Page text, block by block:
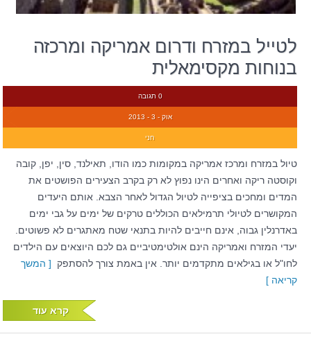
לטייל במזרח ודרום אמריקה ומרכזה
בנוחות מקסימאלית
0 תגובה
אוק - 3 - 2013
חני
טיול במזרח ומרכז אמריקה במקומות כמו הודו, תאילנד, סין, יפן, קובה
וקוסטה ריקה ואחרים הינו נפוץ לא רק בקרב הצעירים הפושטים את
המדים ומחכים בציפייה לטיול הגדול לאחר הצבא. אותם היעדים
המקושרים לטיולי תרמילאים הכוללים טרקים של ימים על גבי ימים
באדרנלין גבוה, אינם חייבים להיות בתנאי שטח מאתגרים לא פשוטים.
יעדי המזרח ואמריקה הינם אולטימטיביים גם לכם היוצאים עם הילדים
לחו"ל או בגילאים מתקדמים יותר. אין באמת צורך להסתפק [ המשך
קריאה ]
קרא עוד